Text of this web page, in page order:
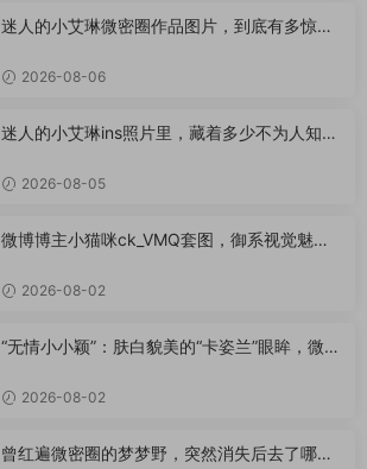
迷人的小艾琳微密圈作品图片，到底有多惊
2026-08-06
迷人的小艾琳ins照片里，藏着多少不为人知的
2026-08-05
微博博主小猫咪ck_VMQ套图，御系视觉魅力
2026-08-02
“无情小小颖”：肤白貌美的“卡姿兰”眼眸，微密
2026-08-02
曾红遍微密圈的梦梦野，突然消失后去了哪